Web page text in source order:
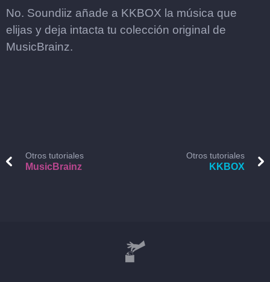
No. Soundiiz añade a KKBOX la música que
elijas y deja intacta tu colección original de
MusicBrainz.
Otros tutoriales
MusicBrainz
Otros tutoriales
KKBOX